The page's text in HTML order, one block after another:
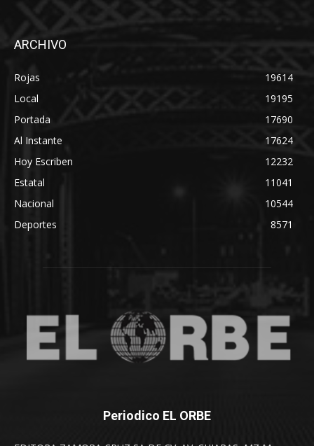
ARCHIVO
Rojas
19614
Local
19195
Portada
17690
Al Instante
17624
Hoy Escriben
12232
Estatal
11041
Nacional
10544
Deportes
8571
Periodico EL ORBE